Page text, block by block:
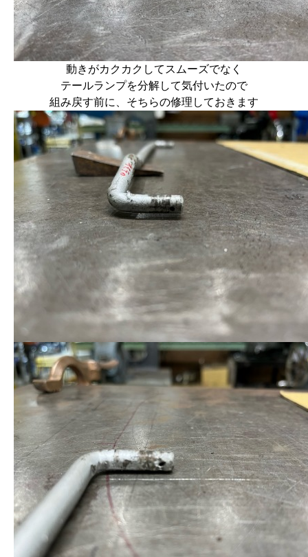
動きがカクカクしてスムーズでなく
テールランプを分解して気付いたので
組み戻す前に、そちらの修理しておきます